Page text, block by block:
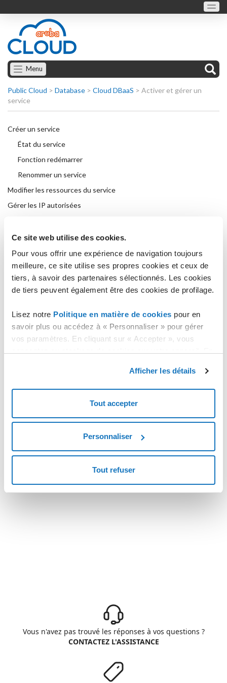
Ce site web utilise des cookies.
Pour vous offrir une expérience de navigation toujours
meilleure, ce site utilise ses propres cookies et ceux de
tiers, à savoir des partenaires sélectionnés. Les cookies
de tiers peuvent également être des cookies de profilage.
Lisez notre Politique en matière de cookies pour en
savoir plus ou accédez à « Personnaliser » pour gérer
vos paramètres. En cliquant sur « Accepter », vous
stockage des cookies nécessaires.
Afficher les détails
Tout accepter
Personnaliser
Tout refuser
Menu
Public Cloud > Database > Cloud DBaaS > Activer et gérer un
service
Créer un service
État du service
Fonction redémarrer
Renommer un service
Modifier les ressources du service
Gérer les IP autorisées
Autorisations attribuées à un utilisateur
Gestion des bases de données
Connexion à la base de données via client
Gestion des backups
Backups automatiques
Backups manuels (On Demand)
Backups planifiés
Historique des backups planifiés
Annuler la suppression d'un service
Importer les backup sur Cloud DBaaS
Vous n'avez pas trouvé les réponses à vos questions ?
CONTACTEZ L'ASSISTANCE